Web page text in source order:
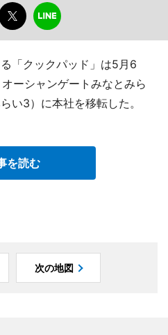
「クックパッド」は5月6
ーシャンゲートみなとみら
い3）に本社を移転した。
を読む
次の地図